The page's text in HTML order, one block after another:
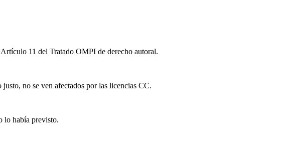
11 del Tratado OMPI de derecho autoral.
no se ven afectados por las licencias CC.
lo había previsto.